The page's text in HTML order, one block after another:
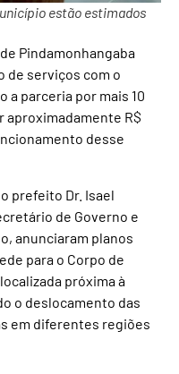
estão estimados
Pindamonhangaba
de serviços com o
a parceria por mais 10
aproximadamente R$
desse
prefeito Dr. Isael
de Governo e
anunciaram planos
para o Corpo de
próxima à
o deslocamento das
em diferentes regiões